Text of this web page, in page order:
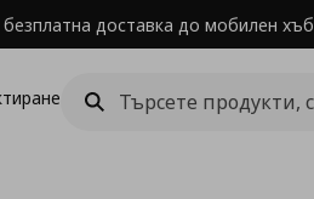
доставка до мобилен хъб